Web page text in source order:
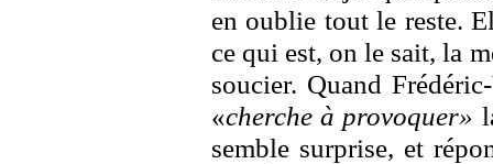
en oublie tout le reste.
ce qui est, on le sait, la
soucier. Quand
«cherche à provoquer»
semble surprise, et